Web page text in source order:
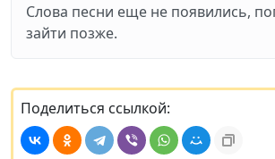
Слова песни еще не появились,
зайти позже.
Поделиться ссылкой: